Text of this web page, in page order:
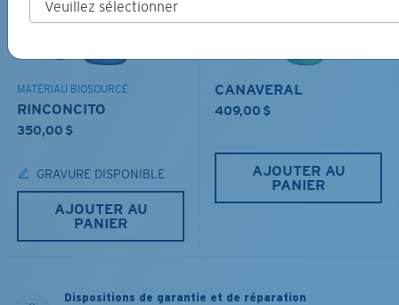
MATÉRIAU BIOSOURCÉ
RINCONCITO
350,00 $
GRAVURE DISPONIBLE
AJOUTER AU
PANIER
CANAVERAL
409,00 $
AJOUTER AU
PANIER
Dispositions de garantie et de réparation